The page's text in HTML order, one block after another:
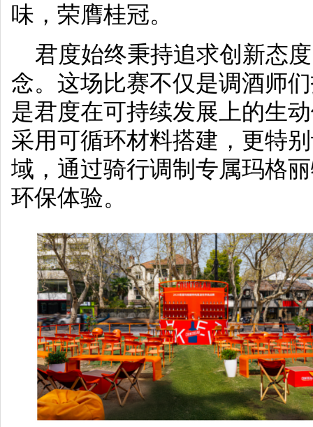
味，荣膺桂冠。
君度始终秉持追求创新态
念。这场比赛不仅是调酒师
是君度在可持续发展上的生
采用可循环材料搭建，更特
域，通过骑行调制专属玛格
环保体验。